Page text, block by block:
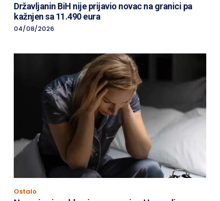
Državljanin BiH nije prijavio novac na granici pa
kažnjen sa 11.490 eura
04/08/2026
Ostalo